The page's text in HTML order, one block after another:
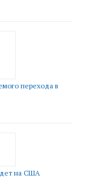
перехода в
на США